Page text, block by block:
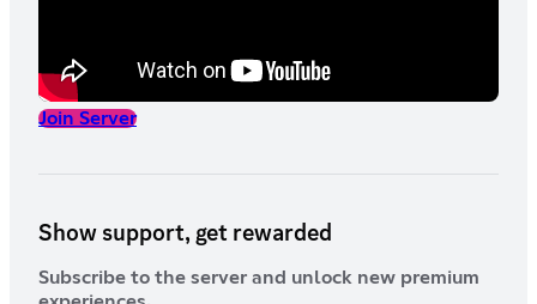
Join Server
Show support, get rewarded
Subscribe to the server and unlock new premium